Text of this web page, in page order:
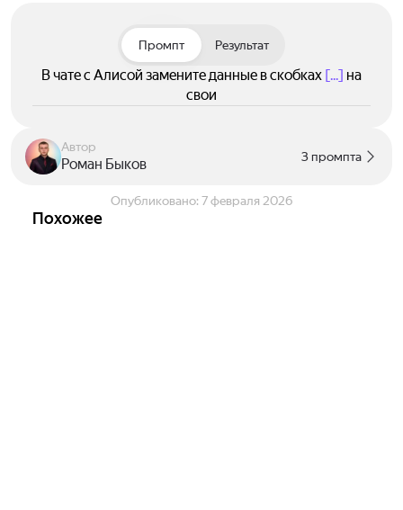
Промпт Результат
В чате с Алисой замените данные в скобках [...] на
свои
Автор
Роман Быков 3 промпта
Опубликовано: 7 февраля 2026
Похожее